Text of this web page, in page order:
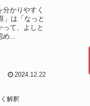
かりやすく
」は「なっと
て、よしと
...
2024.12.22
解釈